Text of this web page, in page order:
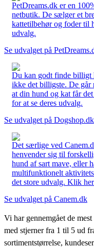
PetDreams.dk er en
netbutik. De sælger et
kattetilbehør og foder til
udvalg.
Se udvalget på
Du kan godt finde billigt
ikke det billigste. De
at din hund og kat får
for at se deres udvalg.
Se udvalget på Dogshop.dk
Det særlige ved
henvender sig til
hund af sart mave, eller
multifunktionelt
det store udvalg. Klik
Se udvalget på Canem.dk
Vi har gennemgået de
med stjerner fra 1 til 5 ud
sortimentstørrelse,